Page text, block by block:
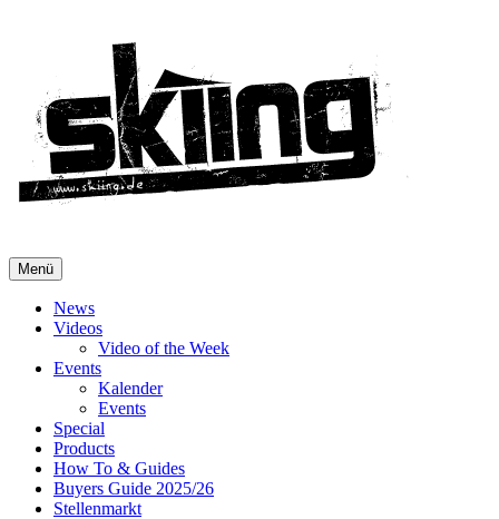
Menü
News
Videos
Video of the Week
Events
Kalender
Events
Special
Products
How To & Guides
Buyers Guide 2025/26
Stellenmarkt